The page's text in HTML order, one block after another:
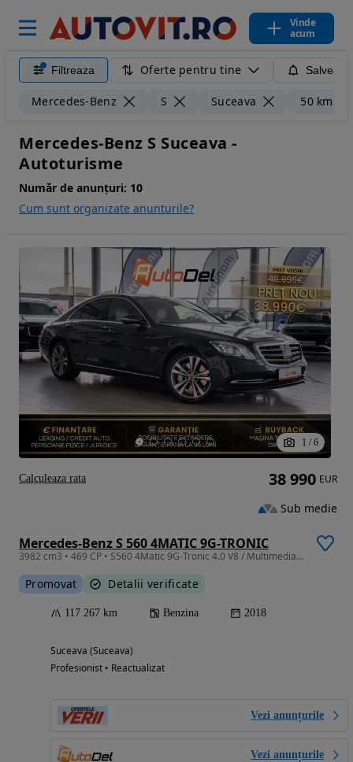
Vinde
acum
Filtreaza Oferte pentru tine
Mercedes-Benz S Suceava 50 km
Mercedes-Benz S Suceava -
Autoturisme
Număr de anunțuri: 10
Cum sunt organizate anunturile?
1 / 6
Mercedes-Benz S 560 4MATIC 9G-TRONIC
3982 cm3 • 469 CP • S560 4Matic 9G-Tronic 4.0 V8 / Multimedia / Night Vision /
Promovat Detalii verificate
117 267 km Benzina 2018
Suceava (Suceava)
Profesionist • Reactualizat
Vezi anunțurile
Vezi anunțurile
38 990 EUR
Sub medie
Calculeaza rata